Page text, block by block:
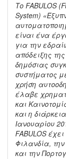
Το FABULOS
System)
είναι ένα
για την
απόδειξης
δημόσιας
συστήματος
χρήση
έλαβε
και
και η
Ιανουαρίου
FABULOS
Φιλανδία,
και την